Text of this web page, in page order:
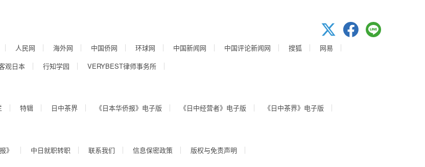
人民网 海外网 中国侨网 环球网 中国新闻网 中国评论新闻网 搜狐
网易
观日本 行知学园 VERYBEST律师事务所
特辑 日中茶界 《日本华侨报》电子版 《日中经营者》电子版 《日中茶界》电子版
》 中日就职转职 联系我们 信息保密政策 版权与免责声明